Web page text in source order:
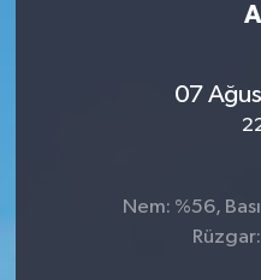
07
Nem: %56,